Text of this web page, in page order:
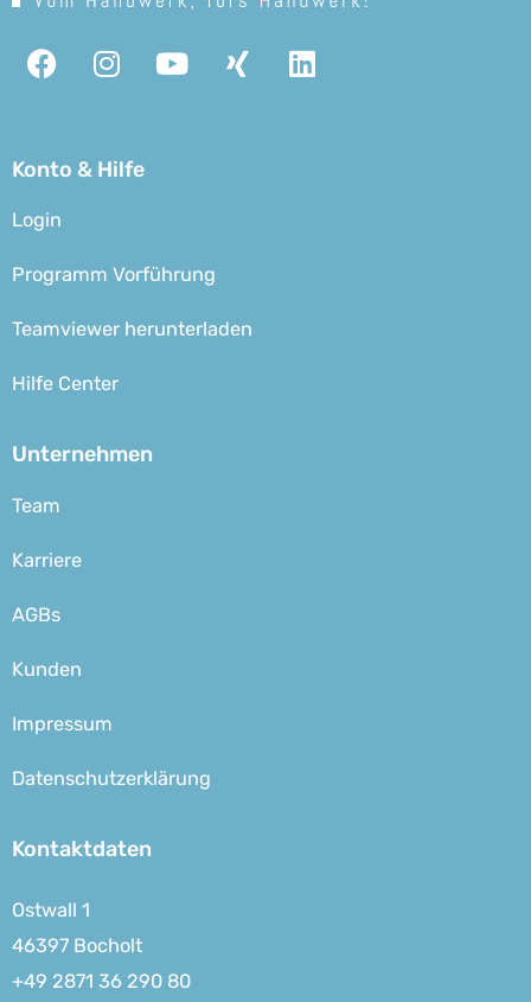
FacebookInstagram
YoutubeXingLinkedin
Konto & Hilfe
Login
Programm Vorführung
Teamviewer herunterladen
Hilfe Center
Unternehmen
Team
Karriere
AGBs
Kunden
Impressum
Datenschutzerklärung
Kontaktdaten
Ostwall 1
46397 Bocholt
+49 2871 36 290 80